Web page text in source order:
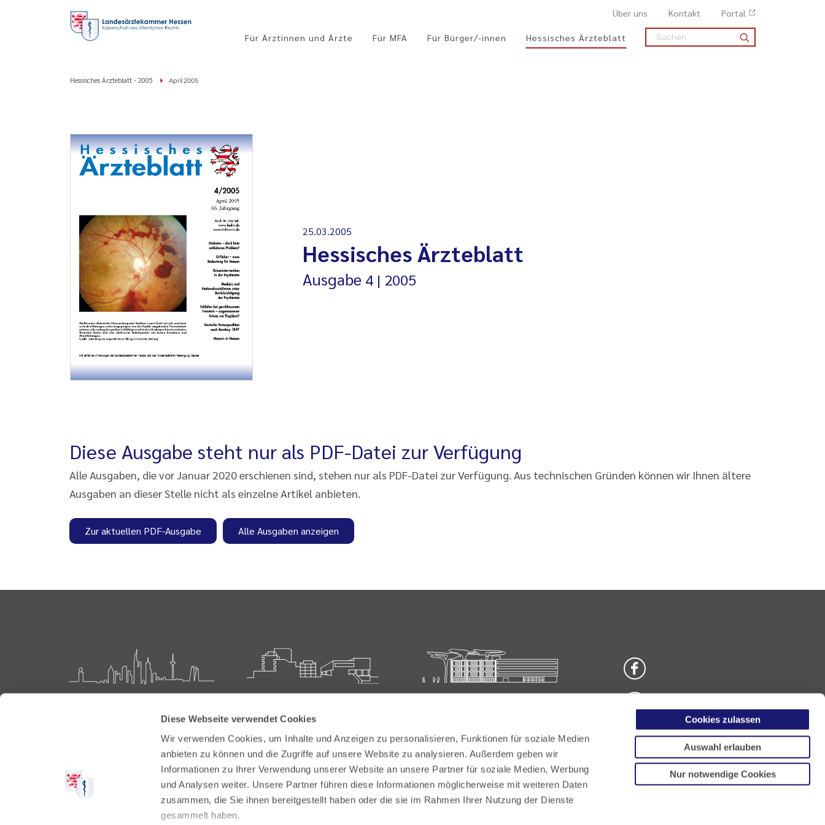
Diese Webseite verwendet Cookies
Wir verwenden Cookies, um Inhalte und Anzeigen zu personalisieren, Funktionen für soziale Medien
anbieten zu können und die Zugriffe auf unsere Website zu analysieren. Außerdem geben wir
Informationen zu Ihrer Verwendung unserer Website an unsere Partner für soziale Medien, Werbung
und Analysen weiter. Unsere Partner führen diese Informationen möglicherweise mit weiteren Daten
zusammen, die Sie ihnen bereitgestellt haben oder die sie im Rahmen Ihrer Nutzung der Dienste
gesammelt haben.
Cookies zulassen
Auswahl erlauben
Nur notwendige Cookies
Über uns Kontakt Portal
Für Ärztinnen und Ärzte Für MFA Für Bürger/-innen Hessisches Ärzteblatt
Hessisches Ärzteblatt - 2005 April 2005
25.03.2005
Hessisches Ärzteblatt
Ausgabe 4 2005
Diese Ausgabe steht nur als PDF-Datei zur Verfügung
Alle Ausgaben, die vor Januar 2020 erschienen sind, stehen nur als PDF-Datei zur Verfügung. Aus technischen Gründen können wir Ihnen ältere
Ausgaben an dieser Stelle nicht als einzelne Artikel anbieten.
Zur aktuellen PDF-Ausgabe Alle Ausgaben anzeigen
Postfach 60 05 66
60335 Frankfurt
Weiterbildung
61231 Bad Nauheim
Tel:+49 6032 782-200
Fax: +49 6032 782-220
61231 Bad Nauheim
Tel: +49 6032 782-100
Fax: +49 6032 782-180